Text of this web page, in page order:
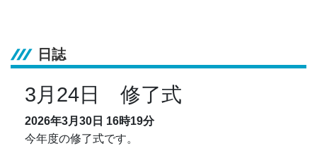
日誌
3月24日 修了式
2026年3月30日 16時19分
今年度の修了式です。